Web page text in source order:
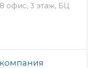
офис, 3 этаж, БЦ